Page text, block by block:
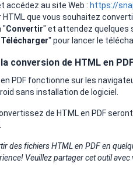
accédez au site Web : https://
que vous souhaitez
"Convertir" et attendez quelques
Télécharger" pour lancer le
conversion de HTML en
PDF fonctionne sur les
sans installation de logiciel.
de HTML en PDF
des fichiers HTML en PDF en
Veuillez partager cet outil